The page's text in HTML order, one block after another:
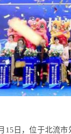
15日，位于北流